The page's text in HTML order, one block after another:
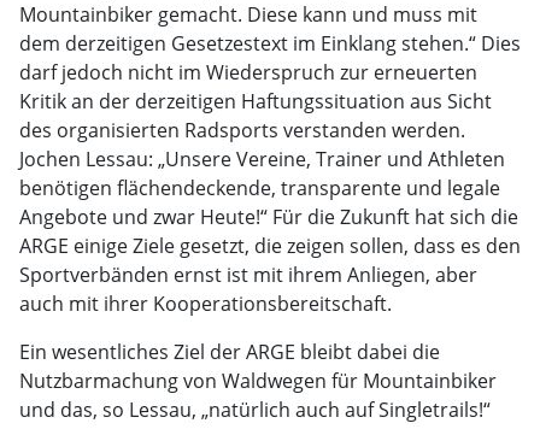
Mountainbiker gemacht. Diese kann und muss mit
dem derzeitigen Gesetzestext im Einklang stehen.“ Dies
darf jedoch nicht im Wiederspruch zur erneuerten
Kritik an der derzeitigen Haftungssituation aus Sicht
des organisierten Radsports verstanden werden.
Jochen Lessau: „Unsere Vereine, Trainer und Athleten
benötigen flächendeckende, transparente und legale
Angebote und zwar Heute!“ Für die Zukunft hat sich die
ARGE einige Ziele gesetzt, die zeigen sollen, dass es den
Sportverbänden ernst ist mit ihrem Anliegen, aber
auch mit ihrer Kooperationsbereitschaft.
Ein wesentliches Ziel der ARGE bleibt dabei die
Nutzbarmachung von Waldwegen für Mountainbiker
und das, so Lessau, „natürlich auch auf Singletrails!“